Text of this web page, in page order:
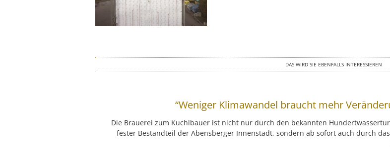
DAS WIRD SIE EBENFALLS INTERESSIEREN
“Weniger Klimawandel braucht mehr
Die Brauerei zum Kuchlbauer ist nicht nur durch den bekannten
fester Bestandteil der Abensberger Innenstadt, sondern ab sofort auch durch